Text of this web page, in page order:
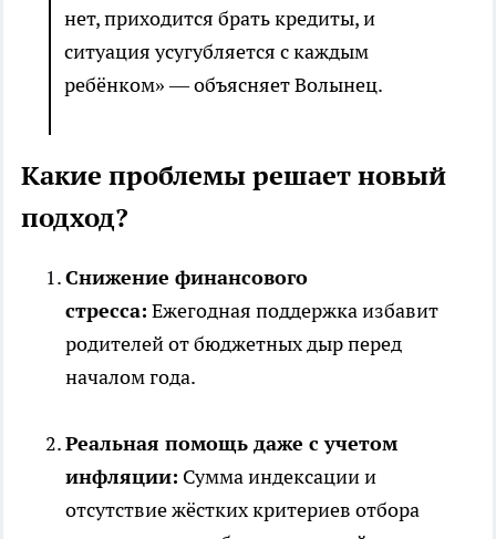
нет, приходится брать кредиты, и
ситуация усугубляется с каждым
ребёнком» — объясняет Волынец.
Какие проблемы решает новый
подход?
Снижение финансового
стресса: Ежегодная поддержка избавит
родителей от бюджетных дыр перед
началом года.
Реальная помощь даже с учетом
инфляции: Сумма индексации и
отсутствие жёстких критериев отбора